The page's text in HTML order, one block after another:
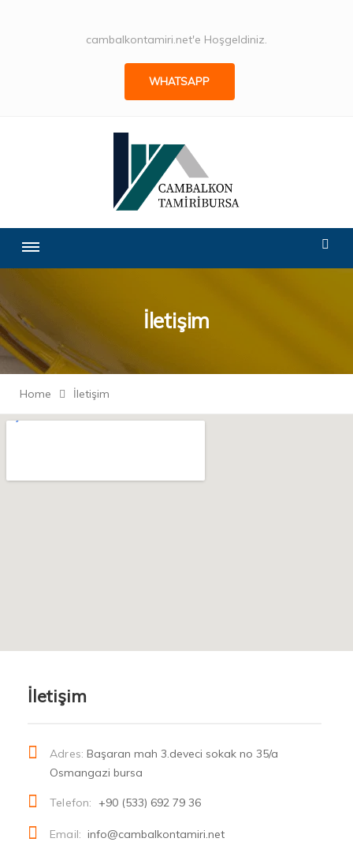
cambalkontamiri.net'e Hoşgeldiniz.
WHATSAPP
İletişim
Home İletişim
İletişim
Adres: Başaran mah 3.deveci sokak no 35/a
Osmangazi bursa
Telefon: +90 (533) 692 79 36
Email: info@cambalkontamiri.net